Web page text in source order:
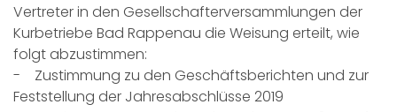
Vertreter in den Gesellschafterversammlungen der
Kurbetriebe Bad Rappenau die Weisung erteilt, wie
folgt abzustimmen:
- Zustimmung zu den Geschäftsberichten und zur
Feststellung der Jahresabschlüsse 2019